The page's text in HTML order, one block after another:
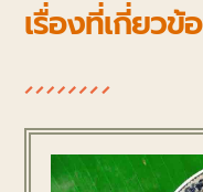
เรื่องที่เกี่ยวข้